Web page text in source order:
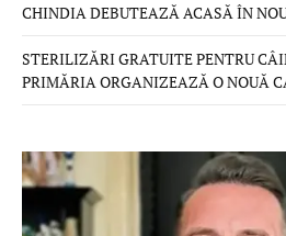
CHINDIA DEBUTEAZĂ ACASĂ ÎN
STERILIZĂRI GRATUITE PENTRU
PRIMĂRIA ORGANIZEAZĂ O NOUĂ